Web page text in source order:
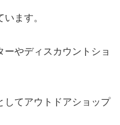
ます。
やディスカウントショ
してアウトドアショップ